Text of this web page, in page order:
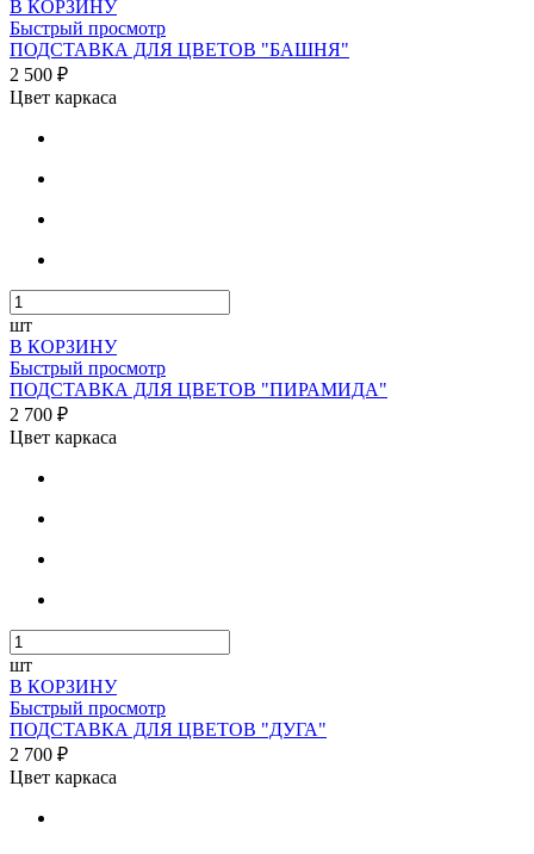
В КОРЗИНУ
Быстрый просмотр
ПОДСТАВКА ДЛЯ ЦВЕТОВ "БАШНЯ"
2 500 ₽
Цвет каркаса
шт
В КОРЗИНУ
Быстрый просмотр
ПОДСТАВКА ДЛЯ ЦВЕТОВ "ПИРАМИДА"
2 700 ₽
Цвет каркаса
шт
В КОРЗИНУ
Быстрый просмотр
ПОДСТАВКА ДЛЯ ЦВЕТОВ "ДУГА"
2 700 ₽
Цвет каркаса